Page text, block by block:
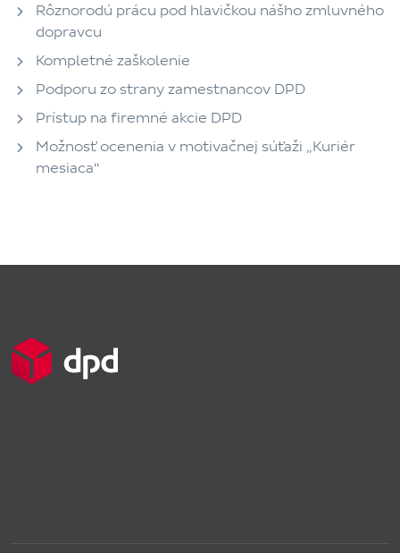
Rôznorodú prácu pod hlavičkou nášho zmluvného
dopravcu
Kompletné zaškolenie
Podporu zo strany zamestnancov DPD
Prístup na firemné akcie DPD
Možnosť ocenenia v motivačnej súťaži „Kuriér
mesiaca“